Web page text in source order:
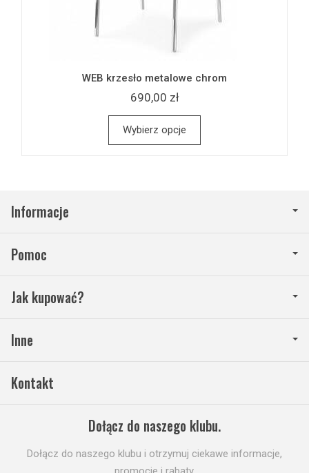
WEB krzesło metalowe chrom
690,00 zł
Wybierz opcje
Informacje
Pomoc
Jak kupować?
Inne
Kontakt
Dołącz do naszego klubu.
Dołącz do naszego klubu i otrzymuj ciekawe informacje,